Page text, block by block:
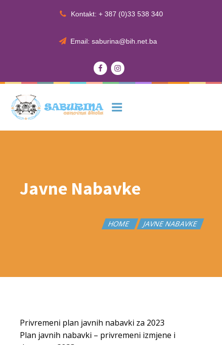
Kontakt: + 387 (0)33 538 340
Email: saburina@bih.net.ba
Javne Nabavke
HOME JAVNE NABAVKE
Privremeni plan javnih nabavki za 2023
Plan javnih nabavki – privremeni izmjene i